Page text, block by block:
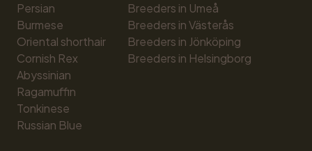
Persian
Burmese
Oriental shorthair
Cornish Rex
Abyssinian
Ragamuffin
Tonkinese
Russian Blue
Breeders in Umeå
Breeders in Västerås
Breeders in Jönköping
Breeders in Helsingborg